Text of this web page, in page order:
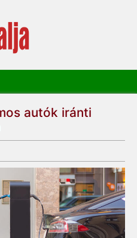
autók iránti